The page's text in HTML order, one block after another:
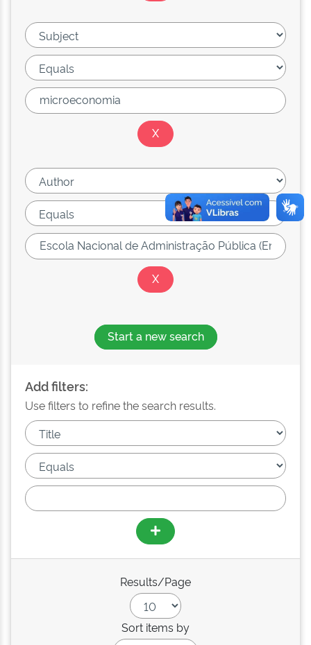
Start a new search
Add filters:
Use filters to refine the search results.
Results/Page
Sort items by